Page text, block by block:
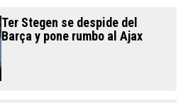
Ter Stegen se despide del
Barça y pone rumbo al Ajax